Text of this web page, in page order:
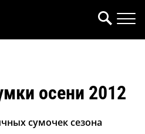
осени 2012
сумочек сезона